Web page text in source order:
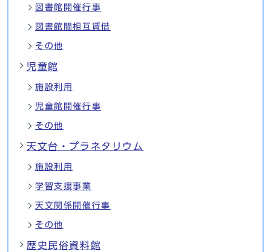
図書館開催行事
図書館間相互賃借
その他
児童館
施設利用
児童館開催行事
その他
天文台・プラネタリウム
施設利用
学習支援事業
天文関係開催行事
その他
歴史民俗資料館